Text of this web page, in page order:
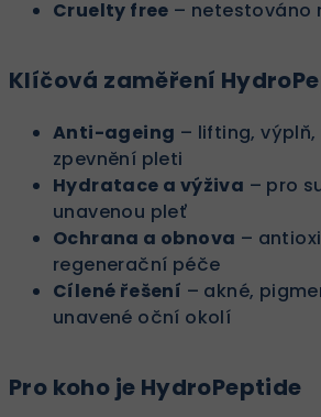
Cruelty free – netestováno
Klíčová zaměření
Anti-ageing – lifting, výplň,
zpevnění pleti
Hydratace a výživa – pro
unavenou pleť
Ochrana a obnova –
regenerační péče
Cílené řešení – akné,
unavené oční okolí
Pro koho je HydroPeptide